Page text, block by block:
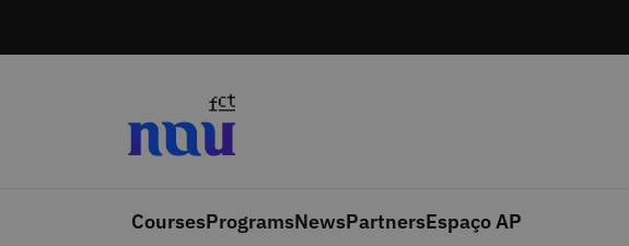
CoursesProgramsNewsPartnersEspaço AP